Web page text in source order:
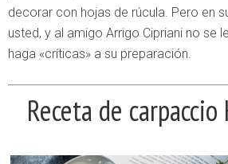
decorar con hojas de rúcula. Pero en
usted, y al amigo Arrigo Cipriani no se
haga «críticas» a su preparación.
Receta de carpaccio